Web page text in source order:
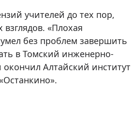
учителей до тех пор,
«Плохая
без проблем завершить
в Томский инженерно-
Алтайский институт